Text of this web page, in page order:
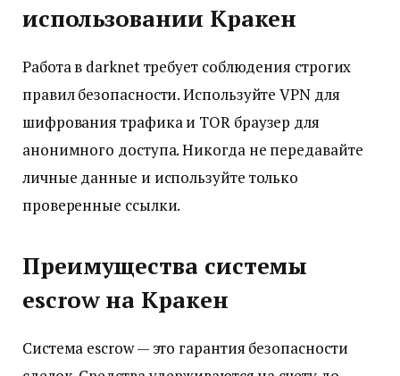
использовании Кракен
Работа в darknet требует соблюдения строгих
правил безопасности. Используйте VPN для
шифрования трафика и TOR браузер для
анонимного доступа. Никогда не передавайте
личные данные и используйте только
проверенные ссылки.
Преимущества системы
escrow на Кракен
Система escrow — это гарантия безопасности